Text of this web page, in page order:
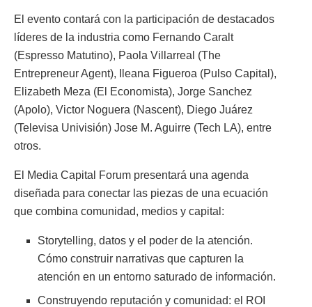
El evento contará con la participación de destacados
líderes de la industria como Fernando Caralt
(Espresso Matutino), Paola Villarreal (The
Entrepreneur Agent), Ileana Figueroa (Pulso Capital),
Elizabeth Meza (El Economista), Jorge Sanchez
(Apolo), Victor Noguera (Nascent), Diego Juárez
(Televisa Univisión) Jose M. Aguirre (Tech LA), entre
otros.
El Media Capital Forum presentará una agenda
diseñada para conectar las piezas de una ecuación
que combina comunidad, medios y capital:
Storytelling, datos y el poder de la atención.
Cómo construir narrativas que capturen la
atención en un entorno saturado de información.
Construyendo reputación y comunidad: el ROI